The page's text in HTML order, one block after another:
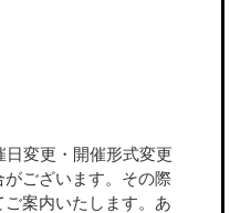
変更・開催形式変更
ございます。その際
案内いたします。あ